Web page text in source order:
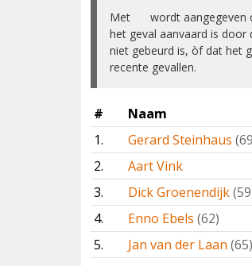
Met ✅ wordt aangegeven
het geval aanvaard is door
niet gebeurd is, òf dat het
recente gevallen.
# Naam
1.
Gerard Steinhaus
2.
Aart Vink
3.
Dick Groenendijk
4.
Enno Ebels (62)
5.
Jan van der Laan (65)